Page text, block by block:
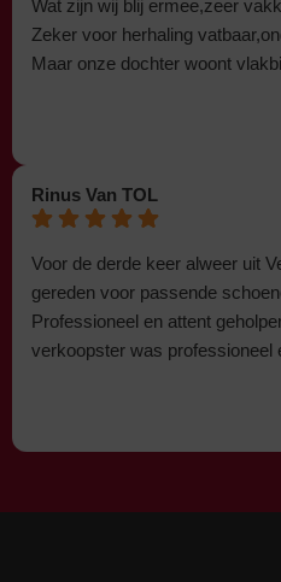
Wat zijn wij blij ermee,zeer
Zeker voor herhaling
Maar onze dochter woont
Rinus Van TOL
Voor de derde keer alweer uit
gereden voor passende
Professioneel en attent
verkoopster was professioneel